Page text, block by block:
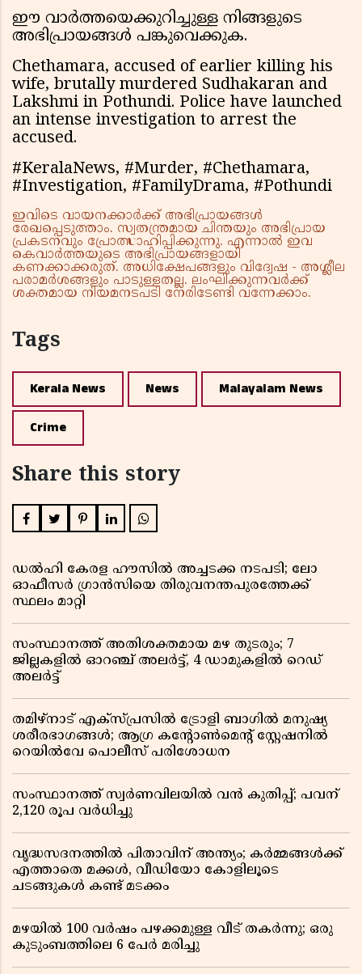
ഈ വാർത്തയെക്കുറിച്ചുള്ള നിങ്ങളുടെ
അഭിപ്രായങ്ങൾ പങ്കുവെക്കുക.
Chethamara, accused of earlier killing his
wife, brutally murdered Sudhakaran and
Lakshmi in Pothundi. Police have launched
an intense investigation to arrest the
accused.
#KeralaNews, #Murder, #Chethamara,
#Investigation, #FamilyDrama, #Pothundi
ഇവിടെ വായനക്കാർക്ക് അഭിപ്രായങ്ങൾ
രേഖപ്പെടുത്താം. സ്വതന്ത്രമായ ചിന്തയും അഭിപ്രായ
പ്രകടനവും പ്രോത്സാഹിപ്പിക്കുന്നു. എന്നാൽ ഇവ
കെവാർത്തയുടെ അഭിപ്രായങ്ങളായി
കണക്കാക്കരുത്. അധിക്ഷേപങ്ങളും വിദ്വേഷ - അശ്ലീല
പരാമർശങ്ങളും പാടുള്ളതല്ല. ലംഘിക്കുന്നവർക്ക്
ശക്തമായ നിയമനടപടി നേരിടേണ്ടി വന്നേക്കാം.
Tags
Kerala News News Malayalam News
Crime
Share this story
ഡൽഹി കേരള ഹൗസിൽ അച്ചടക്ക നടപടി; ലോ
ഓഫീസർ ഗ്രാൻസിയെ തിരുവനന്തപുരത്തേക്ക്
സ്ഥലം മാറ്റി
സംസ്ഥാനത്ത് അതിശക്തമായ മഴ തുടരും; 7
ജില്ലകളിൽ ഓറഞ്ച് അലർട്ട്, 4 ഡാമുകളിൽ റെഡ്
അലർട്ട്
തമിഴ്‌നാട് എക്സ്പ്രസിൽ ട്രോളി ബാഗിൽ മനുഷ്യ
ശരീരഭാഗങ്ങൾ; ആഗ്ര കൻ്റോൺമെൻ്റ് സ്റ്റേഷനിൽ
റെയിൽവേ പൊലീസ് പരിശോധന
സംസ്ഥാനത്ത് സ്വര്‍ണവിലയില്‍ വന്‍ കുതിപ്പ്; പവന്
2,120 രൂപ വര്‍ധിച്ചു
വൃദ്ധസദനത്തിൽ പിതാവിന് അന്ത്യം; കർമ്മങ്ങൾക്ക്
എത്താതെ മക്കൾ, വീഡിയോ കോളിലൂടെ
ചടങ്ങുകൾ കണ്ട് മടക്കം
മഴയിൽ 100 വർഷം പഴക്കമുള്ള വീട് തകർന്നു; ഒരു
കുടുംബത്തിലെ 6 പേർ മരിച്ചു